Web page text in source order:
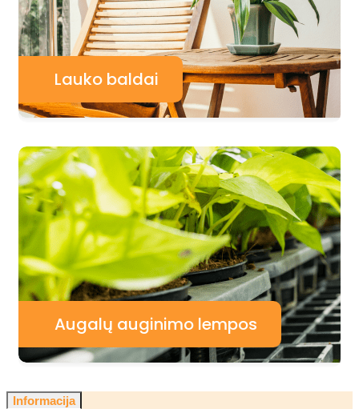
Lauko baldai
Augalų auginimo lempos
Informacija